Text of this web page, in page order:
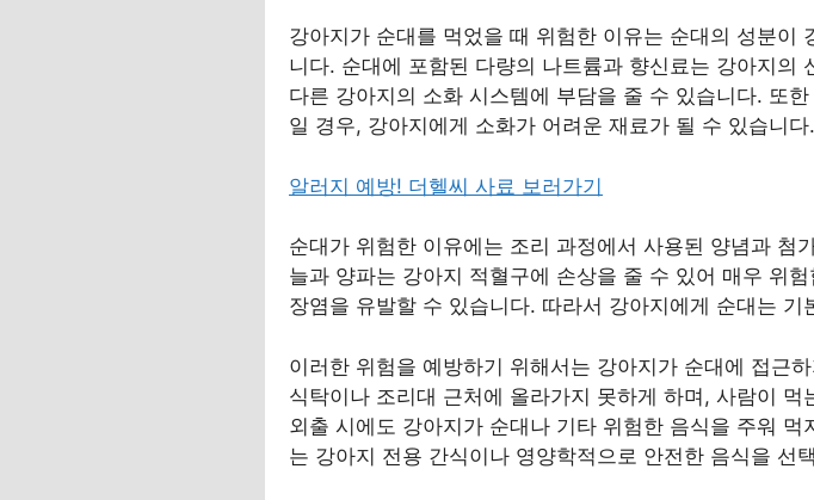
강아지가 순대를 먹었을 때 위험한 이유는 순대의 성분이
니다. 순대에 포함된 다량의 나트륨과 향신료는 강아지의
다른 강아지의 소화 시스템에 부담을 줄 수 있습니다. 또
일 경우, 강아지에게 소화가 어려운 재료가 될 수 있습니다.
알러지 예방! 더헬씨 사료 보러가기
순대가 위험한 이유에는 조리 과정에서 사용된 양념과
늘과 양파는 강아지 적혈구에 손상을 줄 수 있어 매우 위
장염을 유발할 수 있습니다. 따라서 강아지에게 순대는
이러한 위험을 예방하기 위해서는 강아지가 순대에 접근
식탁이나 조리대 근처에 올라가지 못하게 하며, 사람이
외출 시에도 강아지가 순대나 기타 위험한 음식을 주워
는 강아지 전용 간식이나 영양학적으로 안전한 음식을 선